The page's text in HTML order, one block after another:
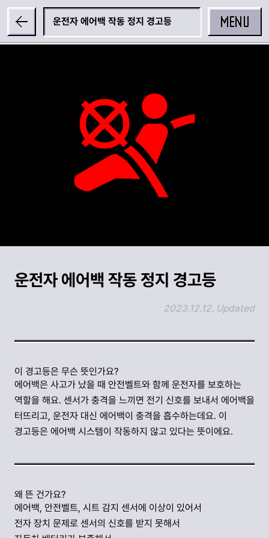
MENU
운전자 에어백 작동 정지 경고등
운전자 에어백 작동 정지 경고등
2023.12.12. Updated
이 경고등은 무슨 뜻인가요?
에어백은 사고가 났을 때 안전벨트와 함께 운전자를 보호하는
역할을 해요. 센서가 충격을 느끼면 전기 신호를 보내서 에어백을
터뜨리고, 운전자 대신 에어백이 충격을 흡수하는데요. 이
경고등은 에어백 시스템이 작동하지 않고 있다는 뜻이에요.
왜 뜬 건가요?
에어백, 안전벨트, 시트 감지 센서에 이상이 있어서
전자 장치 문제로 센서의 신호를 받지 못해서
링크 복사하기